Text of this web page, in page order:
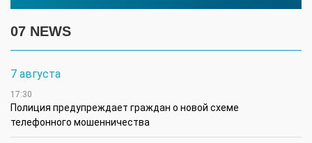
07 NEWS
7 августа
17:30
Полиция предупреждает граждан о новой схеме
телефонного мошенничества